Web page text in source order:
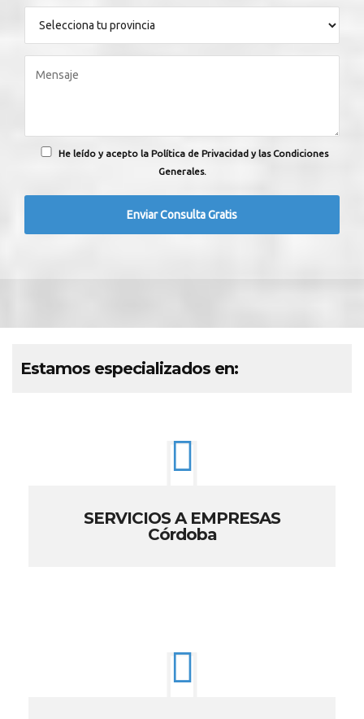
He leído y acepto la Política de Privacidad y las Condiciones
Generales.
Estamos especializados en:
SERVICIOS A EMPRESAS
Córdoba